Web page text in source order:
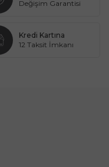
Değişim Garantisi
Kredi Kartına
12 Taksit İmkanı